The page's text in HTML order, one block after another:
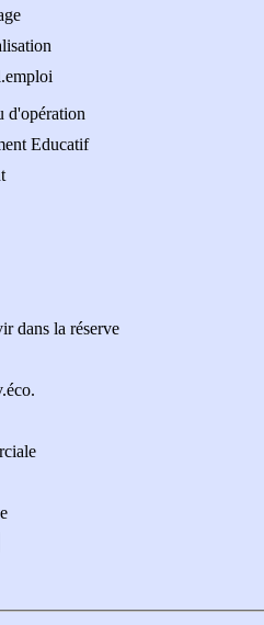
d'opération
Educatif
dans la réserve